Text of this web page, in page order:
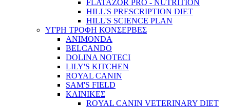
FLATAZOR PRO - NUTRITION
HILL'S PRESCRIPTION DIET
HILL'S SCIENCE PLAN
ΥΓΡΗ ΤΡΟΦΗ ΚΟΝΣΕΡΒΕΣ
ANIMONDA
BELCANDO
DOLINA NOTECI
LILY'S KITCHEN
ROYAL CANIN
SAM'S FIELD
ΚΛΙΝΙΚΕΣ
ROYAL CANIN VETERINARY DIET